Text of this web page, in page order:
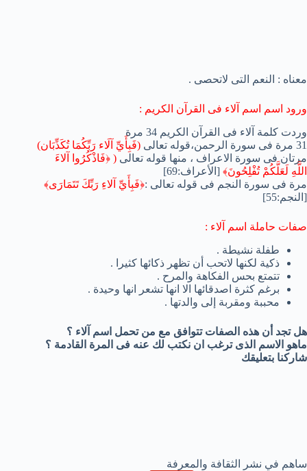
معناه : النعم التى لاتحصى .
ورود اسم اسم آلاء فى القرآن الكريم :
وردت كلمة آلاء فى القرآن الكريم 34 مرة
31 مرة فى سورة الرحمن،قوله تعالى
(فَبِأَيِّ آلَاء رَبِّكُمَا تُكَذِّبَان)
مرتان فى سورة الاعراف ، منها قوله تعالى ( ﴿فَاذْكُرُوا آلاءَ
اللَّهِ لَعَلَّكُمْ تُفْلِحُونَ﴾ [الأعراف:69]
مرة فى سورة النجم فى قوله تعالى :﴿فَبِأَيِّ آلاءِ رَبِّكَ تَتَمَارَى﴾
[النجم:55]
صفات حاملة اسم آلاء :
طفلة نشيطة .
ذكية لكنها لاتحب أن تظهر ذكائها كثيرا .
تتمتع بحس الفكاهة والمرح .
برغم كثرة اصدقائها الا انها تشعر انها وحيدة .
محببة ومقربة إلى والدتها .
هل تجد أن هذه الصفات تتوافق مع من تحمل اسم آلاء ؟
ماهو الاسم الذى ترغب ان نكتب لك عنه فى المرة القادمة ؟
شاركنا بتعليقك
ساهم في نشر الثقافة والمعرفة